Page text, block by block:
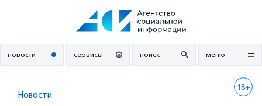
новости сервисы поиск меню
18+
Новости